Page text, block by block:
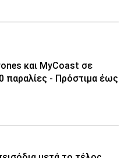
και MyCoast σε
παραλίες - Πρόστιμα έως